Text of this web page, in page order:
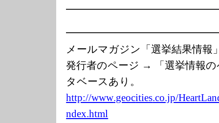
メールマガジン「選挙結果情
発行者のページ → 「選挙情報
タベースあり。
http://www.geocities.co.jp/Hea
ndex.html